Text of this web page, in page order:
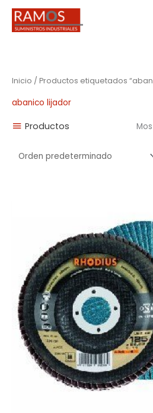
Inicio / Productos etiquetados
abanico lijador
Productos